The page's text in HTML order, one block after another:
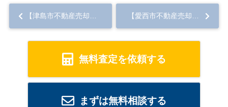
無料査定を依頼する
まずは無料相談する